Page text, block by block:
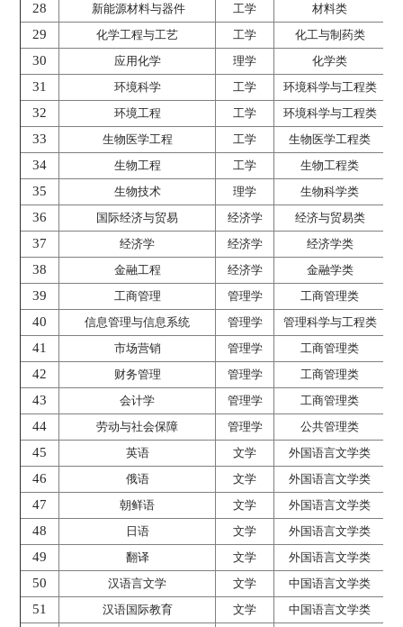
28 新能源材料与器件 工学 材料类
29 化学工程与工艺 工学 化工与制药类
30 应用化学 理学 化学类
31 环境科学 工学 环境科学与工程类
32 环境工程 工学 环境科学与工程类
33 生物医学工程 工学 生物医学工程类
34 生物工程 工学 生物工程类
35 生物技术 理学 生物科学类
36 国际经济与贸易 经济学 经济与贸易类
37 经济学 经济学 经济学类
38 金融工程 经济学 金融学类
39 工商管理 管理学 工商管理类
40 信息管理与信息系统 管理学 管理科学与工程类
41 市场营销 管理学 工商管理类
42 财务管理 管理学 工商管理类
43 会计学 管理学 工商管理类
44 劳动与社会保障 管理学 公共管理类
45 英语 文学 外国语言文学类
46 俄语 文学 外国语言文学类
47 朝鲜语 文学 外国语言文学类
48 日语 文学 外国语言文学类
49 翻译 文学 外国语言文学类
50 汉语言文学 文学 中国语言文学类
51 汉语国际教育 文学 中国语言文学类